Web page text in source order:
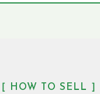
［ HOW TO SELL ］